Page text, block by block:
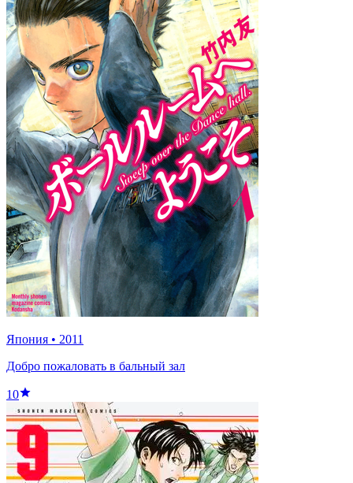
Япония • 2011
Добро пожаловать в бальный зал
10